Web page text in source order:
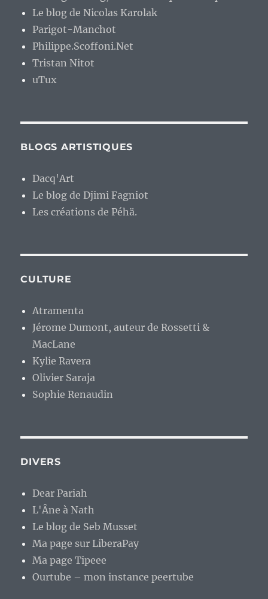
Le blog de Nicolas Karolak
Parigot-Manchot
Philippe.Scoffoni.Net
Tristan Nitot
uTux
BLOGS ARTISTIQUES
Dacq'Art
Le blog de Djimi Fagniot
Les créations de Péhä.
CULTURE
Atramenta
Jérome Dumont, auteur de Rossetti &
MacLane
Kylie Ravera
Olivier Saraja
Sophie Renaudin
DIVERS
Dear Pariah
L'Âne à Nath
Le blog de Seb Musset
Ma page sur LiberaPay
Ma page Tipeee
Ourtube – mon instance peertube